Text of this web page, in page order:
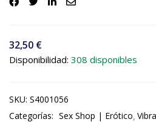
32,50 €
Disponibilidad: 308 disponibles
SKU: S4001056
Categorías: Sex Shop | Erótico